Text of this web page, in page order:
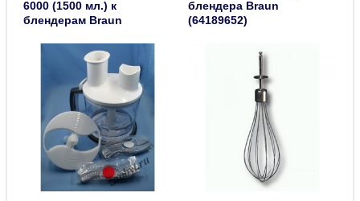
6000 (1500 мл.) к
блендерам Braun
блендера Braun
(64189652)